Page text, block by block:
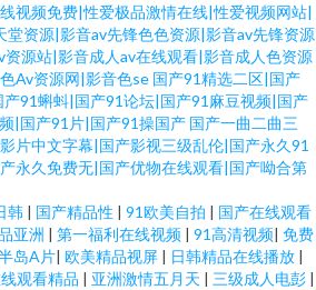
视频免费|性爱极品激情在线|性爱视频网站|
堂资源|影音av先锋色色资源|影音av先锋资源
源站|影音成人av在线观看|影音成人色资源
Av资源网|影音色se 国产91精选二区|国产
91蝌蚪|国产91论坛|国产91麻豆视频|国产
|国产91片|国产91操国产 国产一曲二曲三
片中文字幕|国产影视三级乱伦|国产永久91
永久免费无|国产优物在线观看|国产呦合第
韩 | 国产精品性 | 91欧美自拍 | 国产在线观看
亚洲 | 第一福利在线视频 | 91高清视频| 免费
岛A片| 欧美精品视屏 | 日韩精品在线播放 |
观看精品 | 亚洲激情五月天 | 三级成人电彭 |